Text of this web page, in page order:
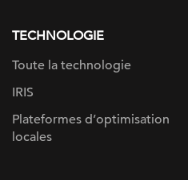
TECHNOLOGIE
Toute la technologie
IRIS
Plateformes d’optimisation
locales